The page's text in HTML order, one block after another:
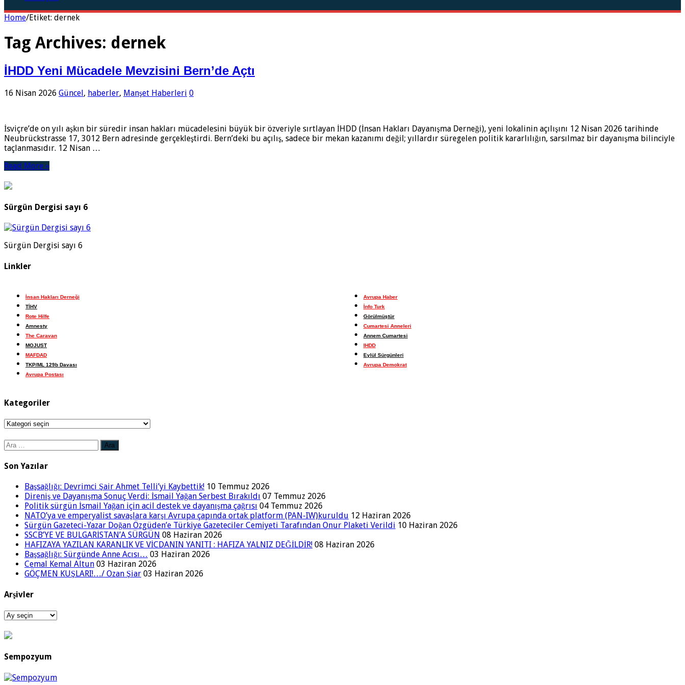
Home/Etiket: dernek
Tag Archives: dernek
İHDD Yeni Mücadele Mevzisini Bern’de Açtı
16 Nisan 2026 Güncel, haberler, Manşet Haberleri 0
​İsviçre’de on yılı aşkın bir süredir insan hakları mücadelesini büyük bir özveriyle sırtlayan İHDD (İnsan Hakları Dayanışma Derneği), yeni lokalinin açılışını 12 Nisan 2026 tarihinde
Neubrückstrasse 17, 3012 Bern adresinde gerçekleştirdi. Bern’deki bu açılış, sadece bir mekan kazanımı değil; yıllardır süregelen politik kararlılığın, sarsılmaz bir dayanışma bilinciyle
taçlanmasıdır. ​12 Nisan …
Read More »
Sürgün Dergisi sayı 6
Sürgün Dergisi sayı 6
Linkler
İnsan Hakları Derneği
TİHV
Rote Hilfe
Amnesty
The Caravan
MOJUST
MAFDAD
TKP/ML 129b Davası
Avrupa Postası
Avrupa Haber
İnfo Turk
Görülmüştür
Cumartesi Anneleri
Annem Cumartesi
IHDD
Eylül Sürgünleri
Avrupa Demokrat
Kategoriler
Kategoriler
Arama:
Son Yazılar
Başsağlığı: Devrimci Şair Ahmet Telli’yi Kaybettik! 10 Temmuz 2026
Direniş ve Dayanışma Sonuç Verdi: İsmail Yağan Serbest Bırakıldı 07 Temmuz 2026
Politik sürgün İsmail Yağan için acil destek ve dayanışma çağrısı 04 Temmuz 2026
NATO’ya ve emperyalist savaşlara karşı Avrupa çapında ortak platform (PAN-IW)kuruldu 12 Haziran 2026
Sürgün Gazeteci-Yazar Doğan Özgüden’e Türkiye Gazeteciler Cemiyeti Tarafından Onur Plaketi Verildi 10 Haziran 2026
SSCB’YE VE BULGARİSTAN’A SÜRGÜN 08 Haziran 2026
HAFIZAYA YAZILAN KARANLIK VE VİCDANIN YANITI : HAFIZA YALNIZ DEĞİLDİR! 08 Haziran 2026
Başsağlığı: Sürgünde Anne Acısı… 03 Haziran 2026
Cemal Kemal Altun 03 Haziran 2026
GÖÇMEN KUŞLARI!…/ Ozan Şiar 03 Haziran 2026
Arşivler
Arşivler
Sempozyum